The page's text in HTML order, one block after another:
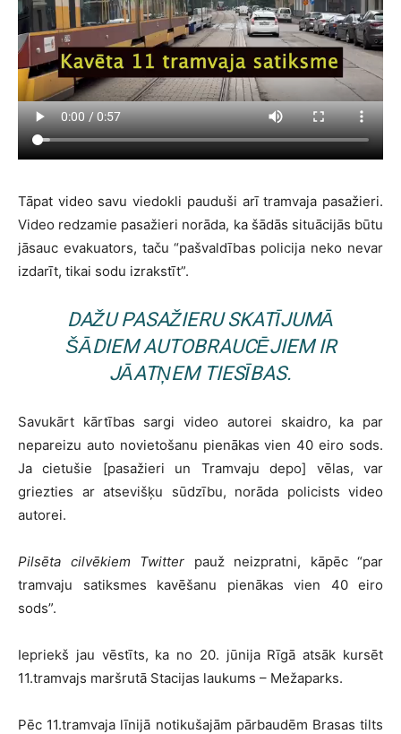
Tāpat video savu viedokli pauduši arī tramvaja pasažieri.
Video redzamie pasažieri norāda, ka šādās situācijās būtu
jāsauc evakuators, taču “pašvaldības policija neko nevar
izdarīt, tikai sodu izrakstīt”.
DAŽU PASAŽIERU SKATĪJUMĀ
ŠĀDIEM AUTOBRAUCĒJIEM IR
JĀATŅEM TIESĪBAS.
Savukārt kārtības sargi video autorei skaidro, ka par
nepareizu auto novietošanu pienākas vien 40 eiro sods.
Ja cietušie [pasažieri un Tramvaju depo] vēlas, var
griezties ar atsevišķu sūdzību, norāda policists video
autorei.
Pilsēta cilvēkiem Twitter pauž neizpratni, kāpēc “par
tramvaju satiksmes kavēšanu pienākas vien 40 eiro
sods”.
Iepriekš jau vēstīts, ka no 20. jūnija Rīgā atsāk kursēt
11.tramvajs maršrutā Stacijas laukums – Mežaparks.
Pēc 11.tramvaja līnijā notikušajām pārbaudēm Brasas tilts